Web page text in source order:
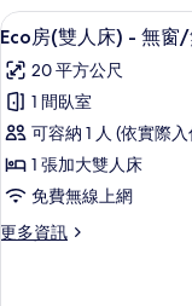
房
的
情
顯
示
Eco
房
(雙
人
床)
-
1
Eco房(雙人床) - 無窗
20 平方公尺
1 間臥室
可容納 1 人 (依實際
1 張加大雙人床
免費無線上網
更多資訊
更